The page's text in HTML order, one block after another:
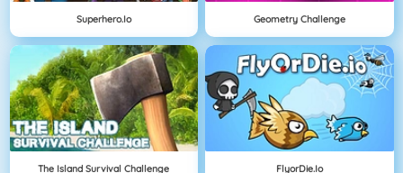
Superhero.io Geometry Challenge
The Island Survival Challenge FlyorDie.io